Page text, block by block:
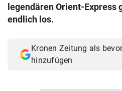
legendären Orient-Express
endlich los.
Kronen Zeitung als
hinzufügen